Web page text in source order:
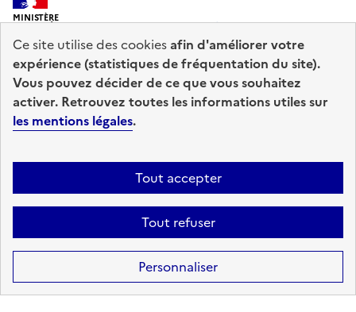
MINISTÈRE
DE L'INTÉRIEUR
legifrance.gouv.fr
data.gouv.fr
Accessibilité : totalement conforme Mentions légales
Plan du site
Ce site utilise des cookiesafin d'améliorer votre
expérience (statistiques de fréquentation du site).
Vous pouvez décider de ce que vous souhaitez
activer. Retrouvez toutes les informations utiles sur
les mentions légales.
Tout accepter
Tout refuser
Personnaliser